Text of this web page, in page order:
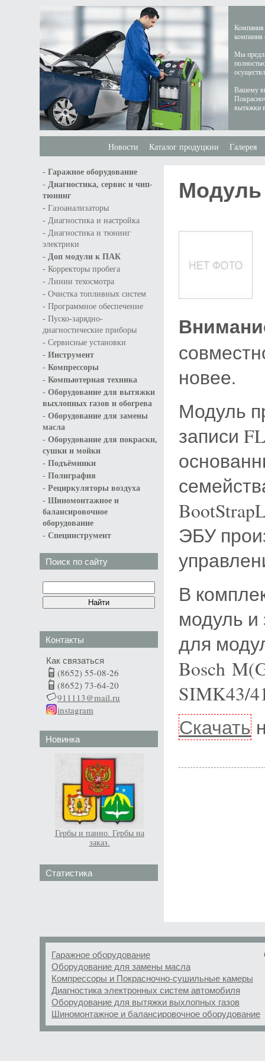
Компания
компания
Мы
Вашему
вытяжки
Новости Каталог продуцкии Галерея
- Гаражное оборудование
- Диагностика, сервис и чип-
тюнинг
- Газоанализаторы
- Диагностика и настройка
- Диагностика и тюнинг
электрики
- Доп модули к ПАК
- Корректоры пробега
- Линии техосмотра
- Очистка топливных систем
- Программное обеспечение
- Пуско-зарядно-
диагностические приборы
- Сервисные установки
- Инструмент
- Компрессоры
- Компьютерная техника
- Оборудование для вытяжки
выхлопных газов и обогрева
- Оборудование для замены
масла
- Оборудование для покраски,
сушки и мойки
- Подъёмники
- Полиграфия
- Рециркуляторы воздуха
- Шиномонтажное и
балансировочное
оборудование
- Специнструмент
Поиск по сайту
Контакты
Как связаться
(8652) 55-08-26
(8652) 73-64-20
911113@mail.ru
instagram
Новинка
Гербы и панно. Гербы на
заказ.
Статистика
Модуль
новее.
Модуль
записи
ЭБУ
В
модуль
для
Bosch
SIMK43/
Скачать
Гаражное оборудование
Оборудование для замены масла
Компрессоры и Покрасночно-сушильные камеры
Диагностика электронных систем автомобиля
Оборудование для вытяжки выхлопных газов
Шиномонтажное и балансировочное оборудование